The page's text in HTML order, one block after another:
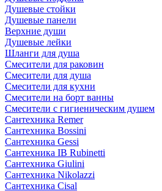
Душевые стойки
Душевые панели
Верхние души
Душевые лейки
Шланги для душа
Смесители для раковин
Смесители для душа
Смесители для кухни
Смесители на борт ванны
Смесители с гигиеническим душем
Сантехника Remer
Сантехника Bossini
Сантехника Gessi
Сантехника IB Rubinetti
Сантехника Giulini
Сантехника Nikolazzi
Сантехника Cisal